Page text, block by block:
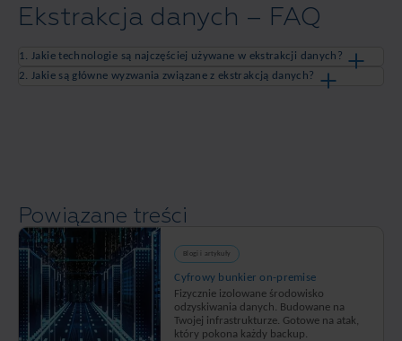
Ekstrakcja danych – FAQ
1. Jakie technologie są najczęściej używane w ekstrakcji danych?
2. Jakie są główne wyzwania związane z ekstrakcją danych?
Powiązane treści
Blogi i artykuły
Cyfrowy bunkier on-premise
Fizycznie izolowane środowisko
odzyskiwania danych. Budowane na
Twojej infrastrukturze. Gotowe na atak,
który pokona każdy backup.